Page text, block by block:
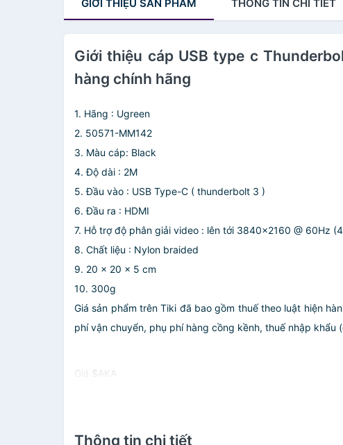
GIỚI THIỆU SẢN PHẨM THÔNG TIN CHI TIẾT
Giới thiệu cáp USB type c
hàng chính hãng
1. Hãng : Ugreen
2. 50571-MM142
3. Màu cáp: Black
4. Độ dài : 2M
5. Đầu vào : USB Type-C ( thunderbolt 3 )
6. Đầu ra : HDMI
7. Hỗ trợ độ phân giải video : lên tới 3840x2160 @ 60Hz
8. Chất liệu : Nylon braided
9. 20 x 20 x 5 cm
10. 300g
Giá sản phẩm trên Tiki đã bao gồm thuế theo luật hiện
phí vận chuyển, phụ phí hàng cồng kềnh, thuế nhập
Giá $AKA
Thông tin chi tiết